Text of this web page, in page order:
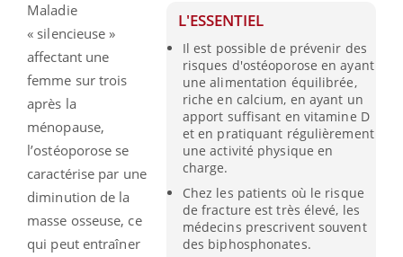
L'ESSENTIEL
Il est possible de prévenir des
risques d'ostéoporose en ayant
une alimentation équilibrée,
riche en calcium, en ayant un
apport suffisant en vitamine D
et en pratiquant régulièrement
une activité physique en
charge.
Chez les patients où le risque
de fracture est très élevé, les
médecins prescrivent souvent
des biphosphonates.
Maladie
« silencieuse »
affectant une
femme sur trois
après la
ménopause,
l’ostéoporose se
caractérise par une
diminution de la
masse osseuse, ce
qui peut entraîner